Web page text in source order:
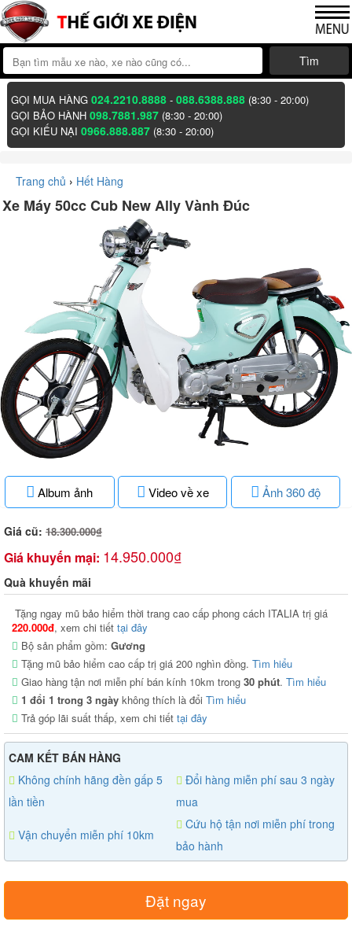
Tìm
GỌI MUA HÀNG024.2210.8888 -088.6388.888 (8:30 - 20:00)
GỌI BẢO HÀNH098.7881.987 (8:30 - 20:00)
GỌI KIẾU NẠI0966.888.887 (8:30 - 20:00)
Trang chủ › Hết Hàng
Xe Máy 50cc Cub New Ally Vành Đúc
Album ảnh Video về xe Ảnh 360 độ
Giá cũ: 18.300.000₫
Giá khuyến mại: 14.950.000₫
Quà khuyến mãi
Tặng ngay mũ bảo hiểm thời trang cao cấp phong cách ITALIA trị giá
220.000đ, xem chi tiết tại đây
Bộ sản phẩm gồm: Gương
Tặng mũ bảo hiểm cao cấp trị giá 200 nghìn đồng. Tìm hiểu
Giao hàng tận nơi miễn phí bán kính 10km trong 30 phút. Tìm hiểu
1 đổi 1 trong 3 ngày không thích là đổi Tìm hiểu
Trả góp lãi suất thấp, xem chi tiết tại đây
CAM KẾT BÁN HÀNG
Không chính hãng đền gấp 5
lần tiền
Đổi hàng miễn phí sau 3 ngày
mua
Vận chuyển miễn phí 10km
Cứu hộ tận nơi miễn phí trong
bảo hành
Đặt ngay